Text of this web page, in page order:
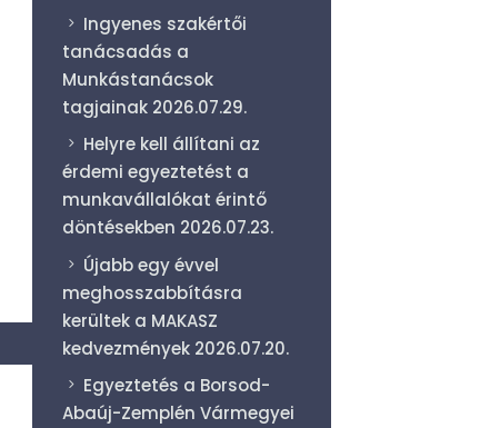
Ingyenes szakértői
tanácsadás a
Munkástanácsok
tagjainak 2026.07.29.
Helyre kell állítani az
érdemi egyeztetést a
munkavállalókat érintő
döntésekben 2026.07.23.
Újabb egy évvel
meghosszabbításra
kerültek a MAKASZ
kedvezmények 2026.07.20.
Egyeztetés a Borsod-
Abaúj-Zemplén Vármegyei